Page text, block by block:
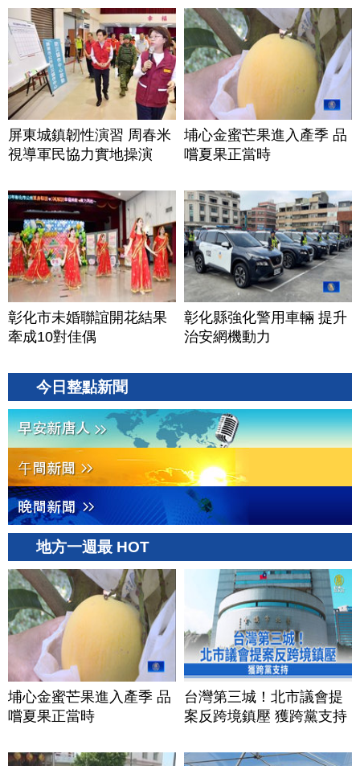
屏東城鎮韌性演習 周春米
視導軍民協力實地操演
埔心金蜜芒果進入產季 品
嚐夏果正當時
彰化市未婚聯誼開花結果
牽成10對佳偶
彰化縣強化警用車輛 提升
治安網機動力
今日整點新聞
地方一週最 HOT
埔心金蜜芒果進入產季 品
嚐夏果正當時
台灣第三城！北市議會提
案反跨境鎮壓 獲跨黨支持